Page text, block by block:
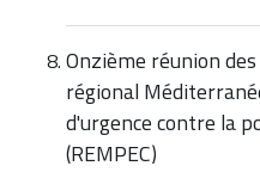
Onzième réunion
régional
d'urgence contre la
(REMPEC)